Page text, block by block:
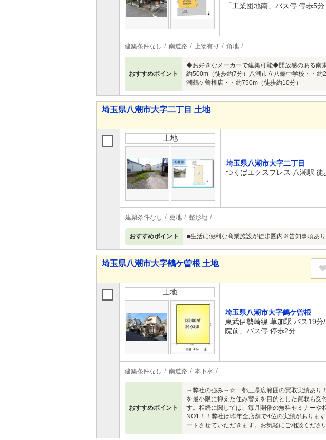
「工業団地南」バス停 停歩5分
建築条件なし 南道路 上物有り 角地
おすすめポイント
◆お好きなメーカーで建築可能◆開放感のある南
約500m（徒歩約7分）八潮市立八條中学校・・
潮鶴ケ曽根店・・約750m（徒歩約10分）
埼玉県八潮市大字二丁目 土地
土地
埼玉県八潮市大字二丁目
つくばエクスプレス 八潮駅 徒
建築条件なし 更地 整形地
おすすめポイント ■生活に便利な商業施設が徒歩圏内※告知事項あ
埼玉県八潮市大字鶴ケ曽根 土地
土地
埼玉県八潮市大字鶴ケ曽根
東武伊勢崎線 草加駅 バス19分
院前」バス停 停歩2分
建築条件なし 南道路 本下水
おすすめポイント
～弊社の強み～☆一都三県広範囲の買取実績あり
を最小限に抑えた住み替えを目的とした買取も
す。相続に関しては、毎月開催の無料セミナー
NO1！！弊社は昨年全店舗で4位の実績がありま
ートさせていただきます。お気軽にご相談ください